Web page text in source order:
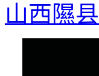
山西隰